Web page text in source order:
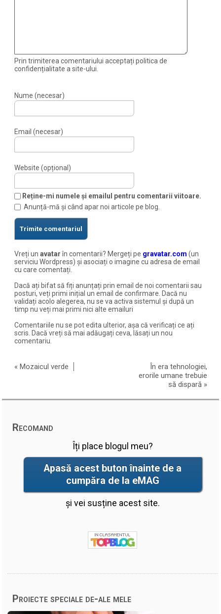
Prin trimiterea comentariului acceptați politica de
confidențialitate a site-ului.
Nume (necesar)
Email (necesar)
Website (opțional)
Reține-mi numele și emailul pentru comentarii viitoare.
Anunță-mă și când apar noi articole pe blog.
Vreți unavatarîn comentarii? Mergeți pe gravatar.com (un
serviciu Wordpress) și asociați o imagine cu adresa de email
cu care comentați.
Dacă ați bifat să fiți anunțați prin email de noi comentarii sau
posturi, veți primi inițial un email de confirmare. Dacă nu
validați acolo alegerea, nu se va activa sistemul și după un
timp nu veți mai primi nici alte emailuri
Comentariile nu se pot edita ulterior, așa că verificați ce ați
scris. Dacă vreți să mai adăugați ceva, lăsați un nou
comentariu.
«Mozaicul verde
În era tehnologiei,
erorile umane trebuie
să dispară »
Recomand
Îți place blogul meu?
Apasă acest buton înainte de a
cumpăra de la eMAG
și vei susține acest site.
Proiecte speciale de-ale mele